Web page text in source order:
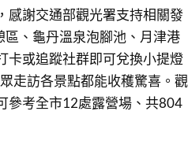
感謝交通部觀光署支持相關發
、龜丹溫泉泡腳池、月津港
卡或追蹤社群即可兌換小提燈
走訪各景點都能收穫驚喜。觀
參考全市12處露營場、共804